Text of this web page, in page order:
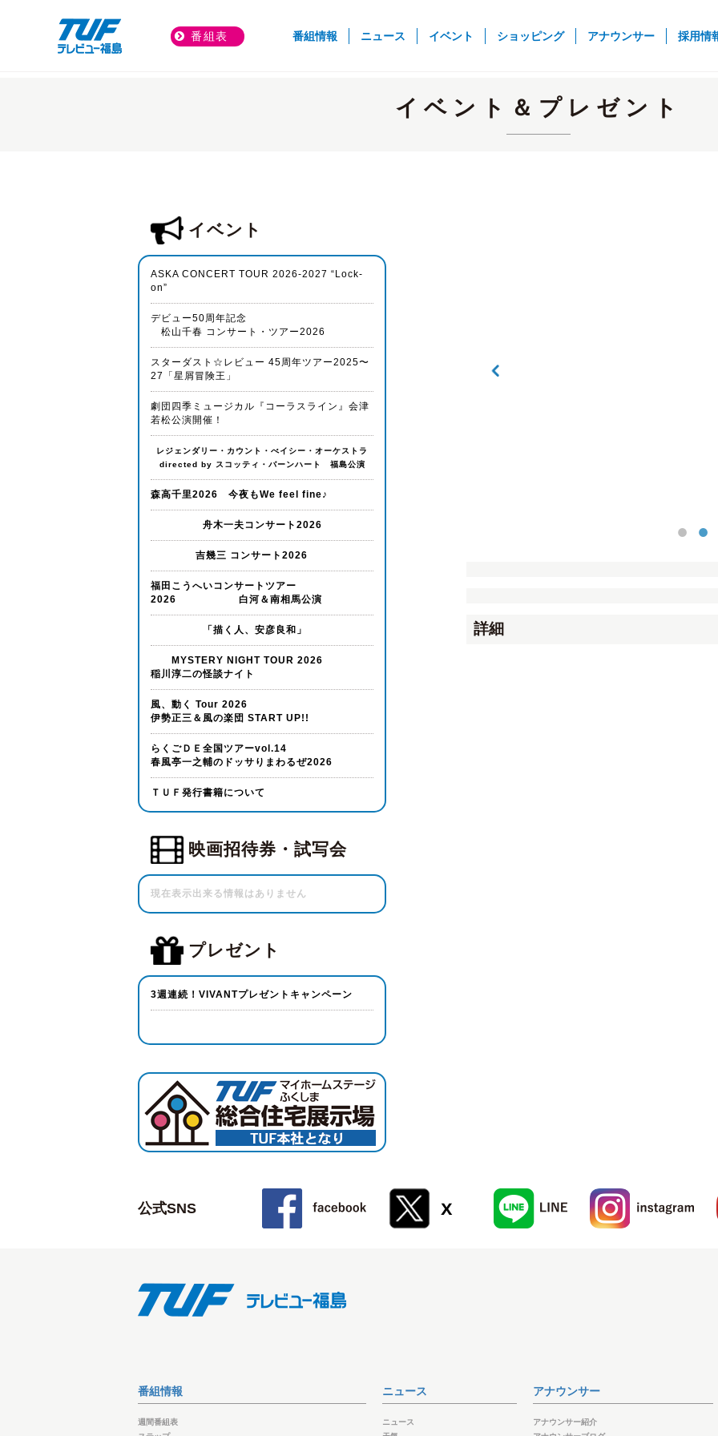
番組情報 (current)
ニュース イベント ショッピング アナウンサー 採用情
番組表
イベント＆プレゼント
イベント
ASKA CONCERT TOUR 2026-2027 “Lock-
on”
デビュー50周年記念
松山千春 コンサート・ツアー2026
スターダスト☆レビュー 45周年ツアー2025〜
27「星屑冒険王」
劇団四季ミュージカル『コーラスライン』会津
若松公演開催！
レジェンダリー・カウント・べイシー・オーケストラ
directed by スコッティ・バーンハート 福島公演
森高千里2026 今夜もWe feel fine♪
舟木一夫コンサート2026
吉幾三 コンサート2026
福田こうへいコンサートツアー
2026 白河＆南相馬公演
「描く人、安彦良和」
MYSTERY NIGHT TOUR 2026
稲川淳二の怪談ナイト
風、動く Tour 2026
伊勢正三＆風の楽団 START UP!!
らくごＤＥ全国ツアーvol.14
春風亭一之輔のドッサりまわるぜ2026
ＴＵＦ発行書籍について
映画招待券・試写会
現在表示出来る情報はありません
プレゼント
3週連続！VIVANTプレゼントキャンペーン
詳細
公式SNS
番組情報
週間番組表
ニュース
ニュース
アナウンサー
アナウンサー紹介